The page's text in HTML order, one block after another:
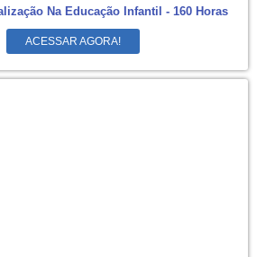
Na Educação Infantil - 160 Horas
ACESSAR AGORA!